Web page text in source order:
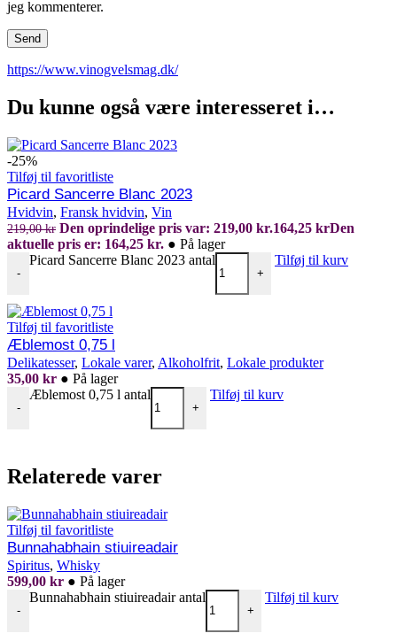
jeg kommenterer.
https://www.vinogvelsmag.dk/
Du kunne også være interesseret i…
-25%
Tilføj til favoritliste
Picard Sancerre Blanc 2023
Hvidvin, Fransk hvidvin, Vin
219,00kr Den oprindelige pris var: 219,00 kr.164,25 krDen
aktuelle pris er: 164,25 kr. ● På lager
-
Picard Sancerre Blanc 2023 antal
+
Tilføj til kurv
Tilføj til favoritliste
Æblemost 0,75 l
Delikatesser, Lokale varer, Alkoholfrit, Lokale produkter
35,00 kr ● På lager
-
Æblemost 0,75 l antal
+
Tilføj til kurv
Relaterede varer
Tilføj til favoritliste
Bunnahabhain stiuireadair
Spiritus, Whisky
599,00 kr ● På lager
-
Bunnahabhain stiuireadair antal
+
Tilføj til kurv